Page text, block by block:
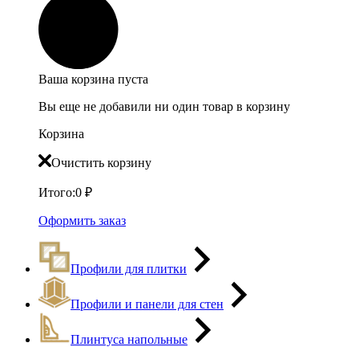
Ваша корзина пуста
Вы еще не добавили ни один товар в корзину
Корзина
Очистить корзину
Итого:0 ₽
Оформить заказ
Профили для плитки
Профили и панели для стен
Плинтуса напольные